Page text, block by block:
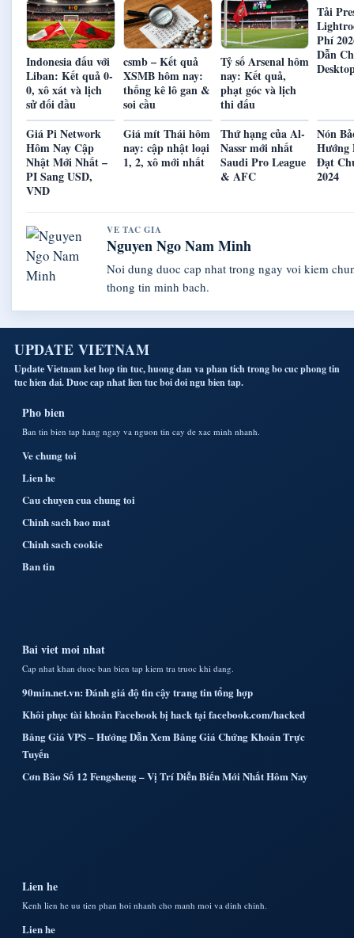
Indonesia đấu với
Liban: Kết quả 0-
0, xô xát và lịch
sử đối đầu
csmb – Kết quả
XSMB hôm nay:
thống kê lô gan &
soi cầu
Tỷ số Arsenal hôm
nay: Kết quả,
phạt góc và lịch
thi đấu
Tải
Phí
Dẫn
Giá Pi Network
Hôm Nay Cập
Nhật Mới Nhất –
PI Sang USD,
VND
Giá mít Thái hôm
nay: cập nhật loại
1, 2, xô mới nhất
Thứ hạng của Al-
Nassr mới nhất
Saudi Pro League
& AFC
Nón
Hướng
Đạt
2024
VE TAC GIA
Nguyen Ngo Nam Minh
Noi dung duoc cap nhat trong ngay voi kiem
thong tin minh bach.
UPDATE VIETNAM
Update Vietnam ket hop tin tuc, huong dan va phan tich trong bo cuc phong tin
tuc hien dai. Duoc cap nhat lien tuc boi doi ngu bien tap.
Pho bien
Ban tin bien tap hang ngay va nguon tin cay de xac minh nhanh.
Ve chung toi
Lien he
Cau chuyen cua chung toi
Chinh sach bao mat
Chinh sach cookie
Ban tin
Bai viet moi nhat
Cap nhat khan duoc ban bien tap kiem tra truoc khi dang.
90min.net.vn: Đánh giá độ tin cậy trang tin tổng hợp
Khôi phục tài khoản Facebook bị hack tại facebook.com/hacked
Bảng Giá VPS – Hướng Dẫn Xem Bảng Giá Chứng Khoán Trực
Tuyến
Cơn Bão Số 12 Fengsheng – Vị Trí Diễn Biến Mới Nhất Hôm Nay
Lien he
Kenh lien he uu tien phan hoi nhanh cho manh moi va dinh chinh.
Lien he